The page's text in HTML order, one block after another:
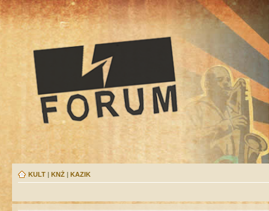
KULT | KNŻ | KAZIK